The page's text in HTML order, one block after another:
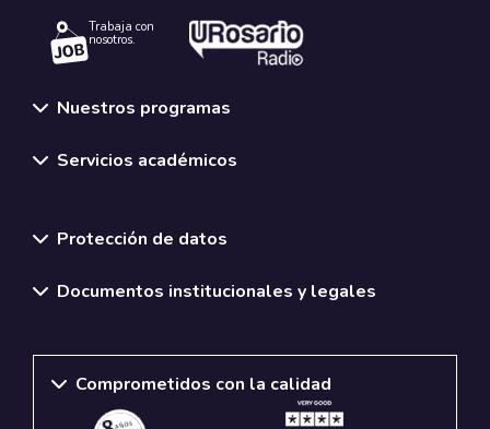
Trabaja con
nosotros.
Nuestros programas
Servicios académicos
Protección de datos
Documentos institucionales y legales
Comprometidos con la calidad